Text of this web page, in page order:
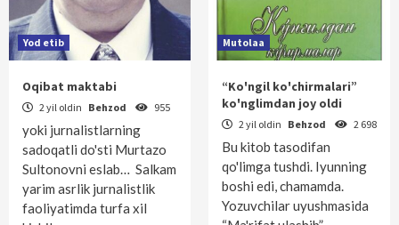
Yod etib
Oqibat maktabi
2 yil oldin Behzod 955
yoki jurnalistlarning
sadoqatli do'sti Murtazo
Sultonovni eslab… Salkam
yarim asrlik jurnalistlik
faoliyatimda turfa xil
Mutolaa
“Ko'ngil ko'chirmalari”
ko'nglimdan joy oldi
2 yil oldin Behzod 2 698
Bu kitob tasodifan
qo'limga tushdi. Iyunning
boshi edi, chamamda.
Yozuvchilar uyushmasida